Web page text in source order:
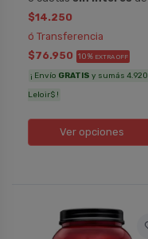
$14.250
ó Transferencia
$76.950 10% EXTRA OFF
¡ Envío GRATIS y sumás 4.920
Leloir$ !
Ver opciones